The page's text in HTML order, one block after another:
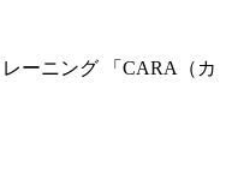
ーニング 「CARA（カ